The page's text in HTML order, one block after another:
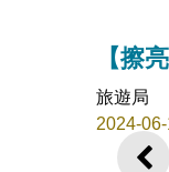
【擦
旅遊局
2024-